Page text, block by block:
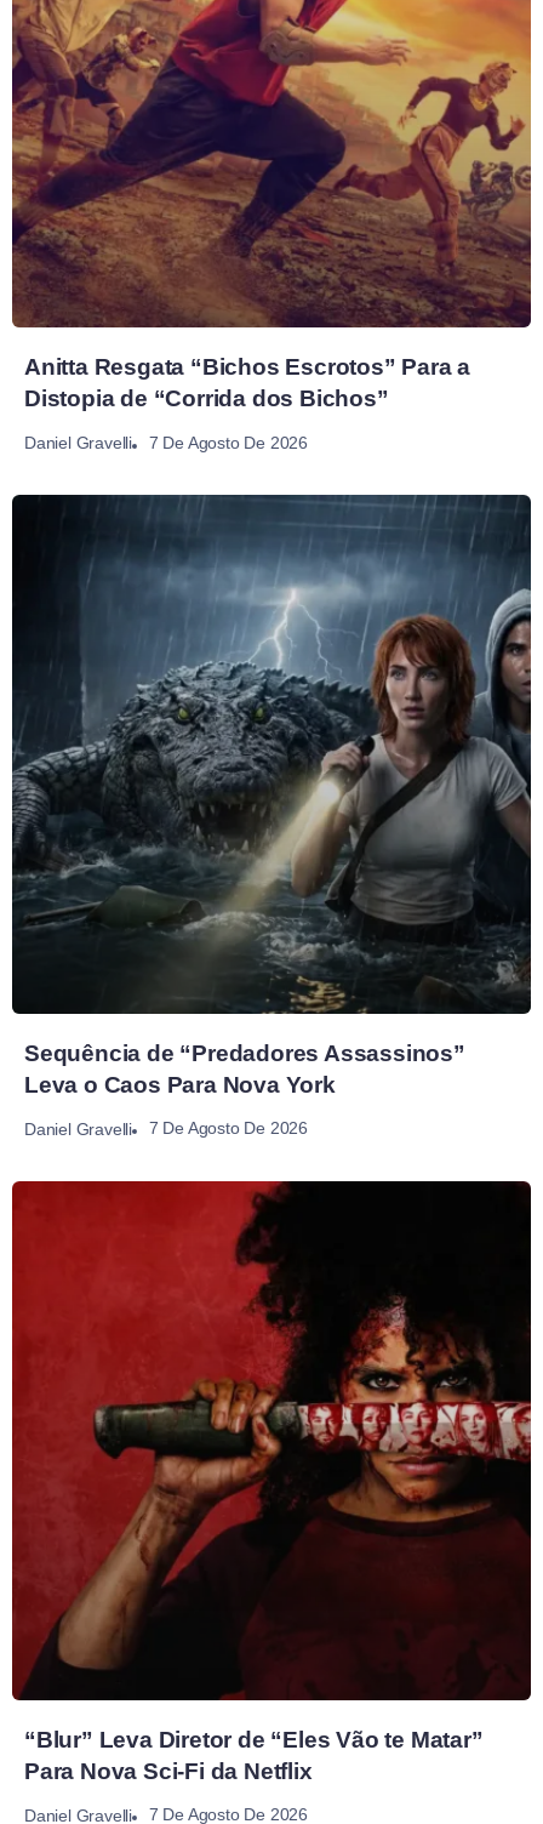
Anitta Resgata “Bichos Escrotos” Para a
Distopia de “Corrida dos Bichos”
Daniel Gravelli 7 De Agosto De 2026
Sequência de “Predadores Assassinos”
Leva o Caos Para Nova York
Daniel Gravelli 7 De Agosto De 2026
“Blur” Leva Diretor de “Eles Vão te Matar”
Para Nova Sci-Fi da Netflix
Daniel Gravelli 7 De Agosto De 2026